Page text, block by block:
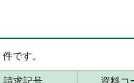
件です。